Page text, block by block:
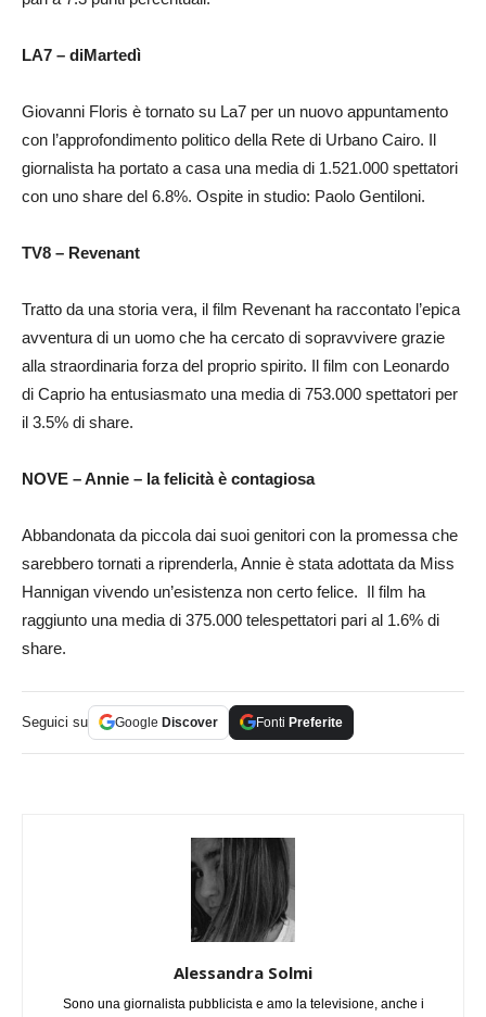
LA7 – diMartedì
Giovanni Floris è tornato su La7 per un nuovo appuntamento
con l’approfondimento politico della Rete di Urbano Cairo. Il
giornalista ha portato a casa una media di 1.521.000 spettatori
con uno share del 6.8%. Ospite in studio: Paolo Gentiloni.
TV8 – Revenant
Tratto da una storia vera, il film Revenant ha raccontato l’epica
avventura di un uomo che ha cercato di sopravvivere grazie
alla straordinaria forza del proprio spirito. Il film con Leonardo
di Caprio ha entusiasmato una media di 753.000 spettatori per
il 3.5% di share.
NOVE – Annie – la felicità è contagiosa
Abbandonata da piccola dai suoi genitori con la promessa che
sarebbero tornati a riprenderla, Annie è stata adottata da Miss
Hannigan vivendo un’esistenza non certo felice. Il film ha
raggiunto una media di 375.000 telespettatori pari al 1.6% di
share.
Seguici su Google Discover Fonti Preferite
Alessandra Solmi
Sono una giornalista pubblicista e amo la televisione, anche i